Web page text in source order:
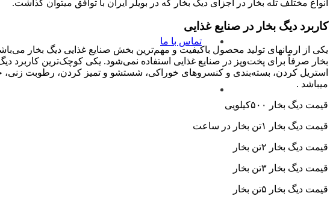
تماس با ما
انواع مختلف تله بخار در اجزای دیگ بخار که در بویلر ایران با توافق میتوان گذاشت.
کاربرد دیگ بخار در صنایع غذایی
یکی از ارمانهای تولید محصول باکیفیت و مهم‌ترین بخش صنایع غذایی دیگ بخار
بخار صرفاً برای پخت‌وپز در صنایع غذایی استفاده نمی‌شود. یکی کوچک‌ترین کاربرد
استریل کردن، بسته‌بندی و کنسروهای خوراکی، شستشو و تمیز کردن، رطوبت زنی،
میباشد .
قیمت دیگ بخار ۵۰۰کیلویی
قیمت دیگ بخار ۱تن بخار در ساعت
قیمت دیگ بخار ۲تن بخار
قیمت دیگ بخار ۳تن بخار
قیمت دیگ بخار ۵تن بخار